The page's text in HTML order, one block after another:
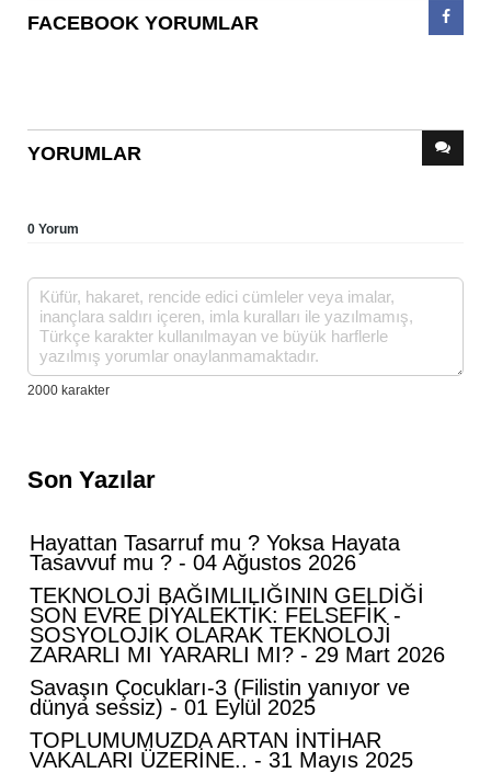
FACEBOOK YORUMLAR
YORUMLAR
0 Yorum
Son Yazılar
Hayattan Tasarruf mu ? Yoksa Hayata
Tasavvuf mu ? - 04 Ağustos 2026
TEKNOLOJİ BAĞIMLILIĞININ GELDİĞİ
SON EVRE DİYALEKTİK: FELSEFİK -
SOSYOLOJİK OLARAK TEKNOLOJİ
ZARARLI MI YARARLI MI? - 29 Mart 2026
Savaşın Çocukları-3 (Filistin yanıyor ve
dünya sessiz) - 01 Eylül 2025
TOPLUMUMUZDA ARTAN İNTİHAR
VAKALARI ÜZERİNE.. - 31 Mayıs 2025